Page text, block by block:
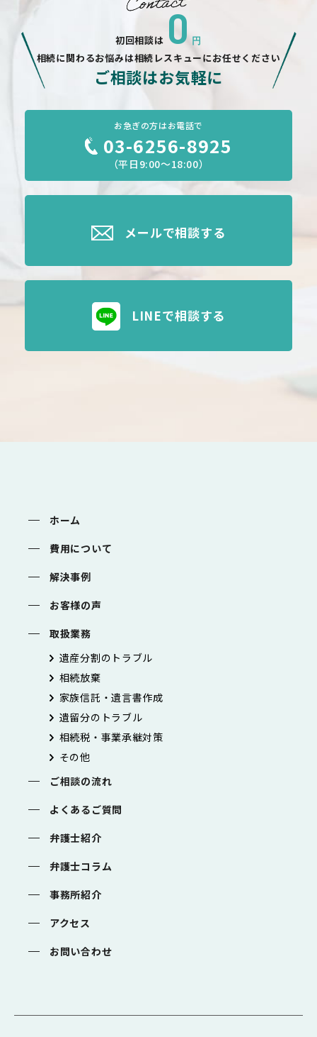
初回相談は 0 円
相続に関わるお悩みは相続レスキューにお任せください
ご相談はお気軽に
お急ぎの方はお電話で
03-6256-8925
（平日9:00～18:00）
メールで相談する
LINEで相談する
ホーム
費用について
解決事例
お客様の声
取扱業務
遺産分割のトラブル
相続放棄
家族信託・遺言書作成
遺留分のトラブル
相続税・事業承継対策
その他
ご相談の流れ
よくあるご質問
弁護士紹介
弁護士コラム
事務所紹介
アクセス
お問い合わせ